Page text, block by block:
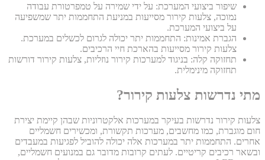
שיפור ביצועי המערכת: על ידי שמירה על טמפרטורת עבודה
נמוכה, צלעות קירור מסייעות במניעת התחממות יתר שמשפיעה
על ביצועי המערכת.
הגברת אמינות: התחממות יתר יכולה לגרום לכשלים במערכת.
צלעות קירור מסייעות בהארכת חיי הרכיבים.
תחזוקה קלה: בניגוד למערכות קירור נוזליות, צלעות קירור דורשות
תחזוקה מינימלית.
מתי נדרשות צלעות קירור?
צלעות קירור נדרשות בעיקר במערכות אלקטרוניות שבהן קיימת יצירת
חום מוגברת, כמו מחשבים, מערכות תקשורת, ומכשירים חשמליים
אחרים. התחממות יתר במערכות אלה יכולה להוביל לפגיעות במעבדים
ובשאר רכיבים קריטיים. לעתים קרובות מדובר גם במנועים חשמליים,